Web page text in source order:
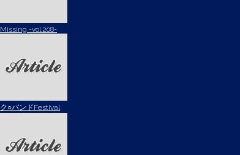
Missing -vol.208-
ク○バンドFestival